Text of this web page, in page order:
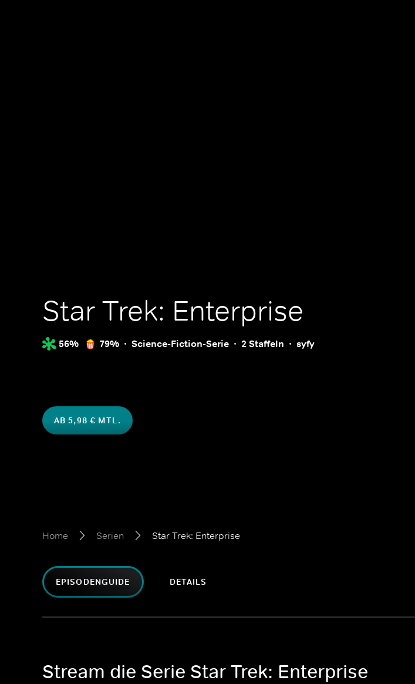
Star Trek: Enterprise
56% 79% Science-Fiction-Serie 2 Staffeln syfy
AB 5,98 € MTL.
Home Serien Star Trek: Enterprise
EPISODENGUIDE DETAILS
Stream die Serie Star Trek: Enterprise